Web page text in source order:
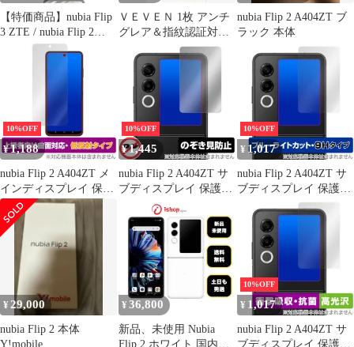
【特価商品】nubia Flip
3 ZTE / nubia Flip 2
A404ZT / Libero Flip
5G (メイン画面用) 保護
フィルム TPU製・縁を
超薄型・指紋防止・画
面
ＶＥＶＥＮ 1枚 アンチ
グレア＆指紋認証対応
Libero Flip/nubia 5G フ
ィルム ZTE 保護フィル
ム TPU素材 3D設計 サ
ラサラ タッチ感 反射防
止 浮き防止 気泡レス
滑り心地 キズ修復 指紋
防止(ANG-VN-0043)
nubia Flip 2 A404ZT ブ
ラック 本体
10%OFF
¥1,188
nubia Flip 2 A404ZT メ
インディスプレイ 保護
フィルム OverLay
FLEX 低反射 for ヌビ
ア フリップ ツー 曲面
対応 反射防止 衝撃吸収
10%OFF
¥1,445
nubia Flip 2 A404ZT サ
ブディスプレイ 保護フ
ィルム OverLay Secret
for ヌビア フリップ ツ
ー プライバシーフィル
ター 覗き見防止
10%OFF
¥ 1,017
nubia Flip 2 A404ZT サ
ブディスプレイ 保護フ
ィルム OverLay Eye
Protector 9H for ヌビア
フリップ ツー 9H ブル
ーライトカット
¥ 29,000
nubia Flip 2 本体
Y!mobile
¥ 36,800
新品、未使用 Nubia
Flip 2 ホワイト 国内版
10%OFF
¥ 1,017
nubia Flip 2 A404ZT サ
ブディスプレイ 保護フ